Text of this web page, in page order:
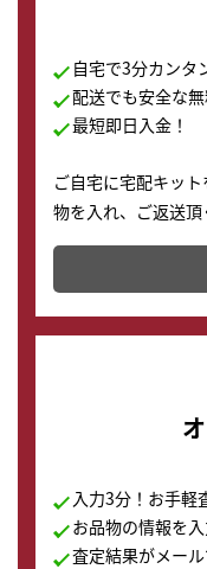
自宅で3分カンタ
配送でも安全な
最短即日入金！
ご自宅に宅配キッ
物を入れ、ご返送
テムです。
配送でも簡単&安
す。
入力3分！お手軽
お品物の情報を
査定結果がメー